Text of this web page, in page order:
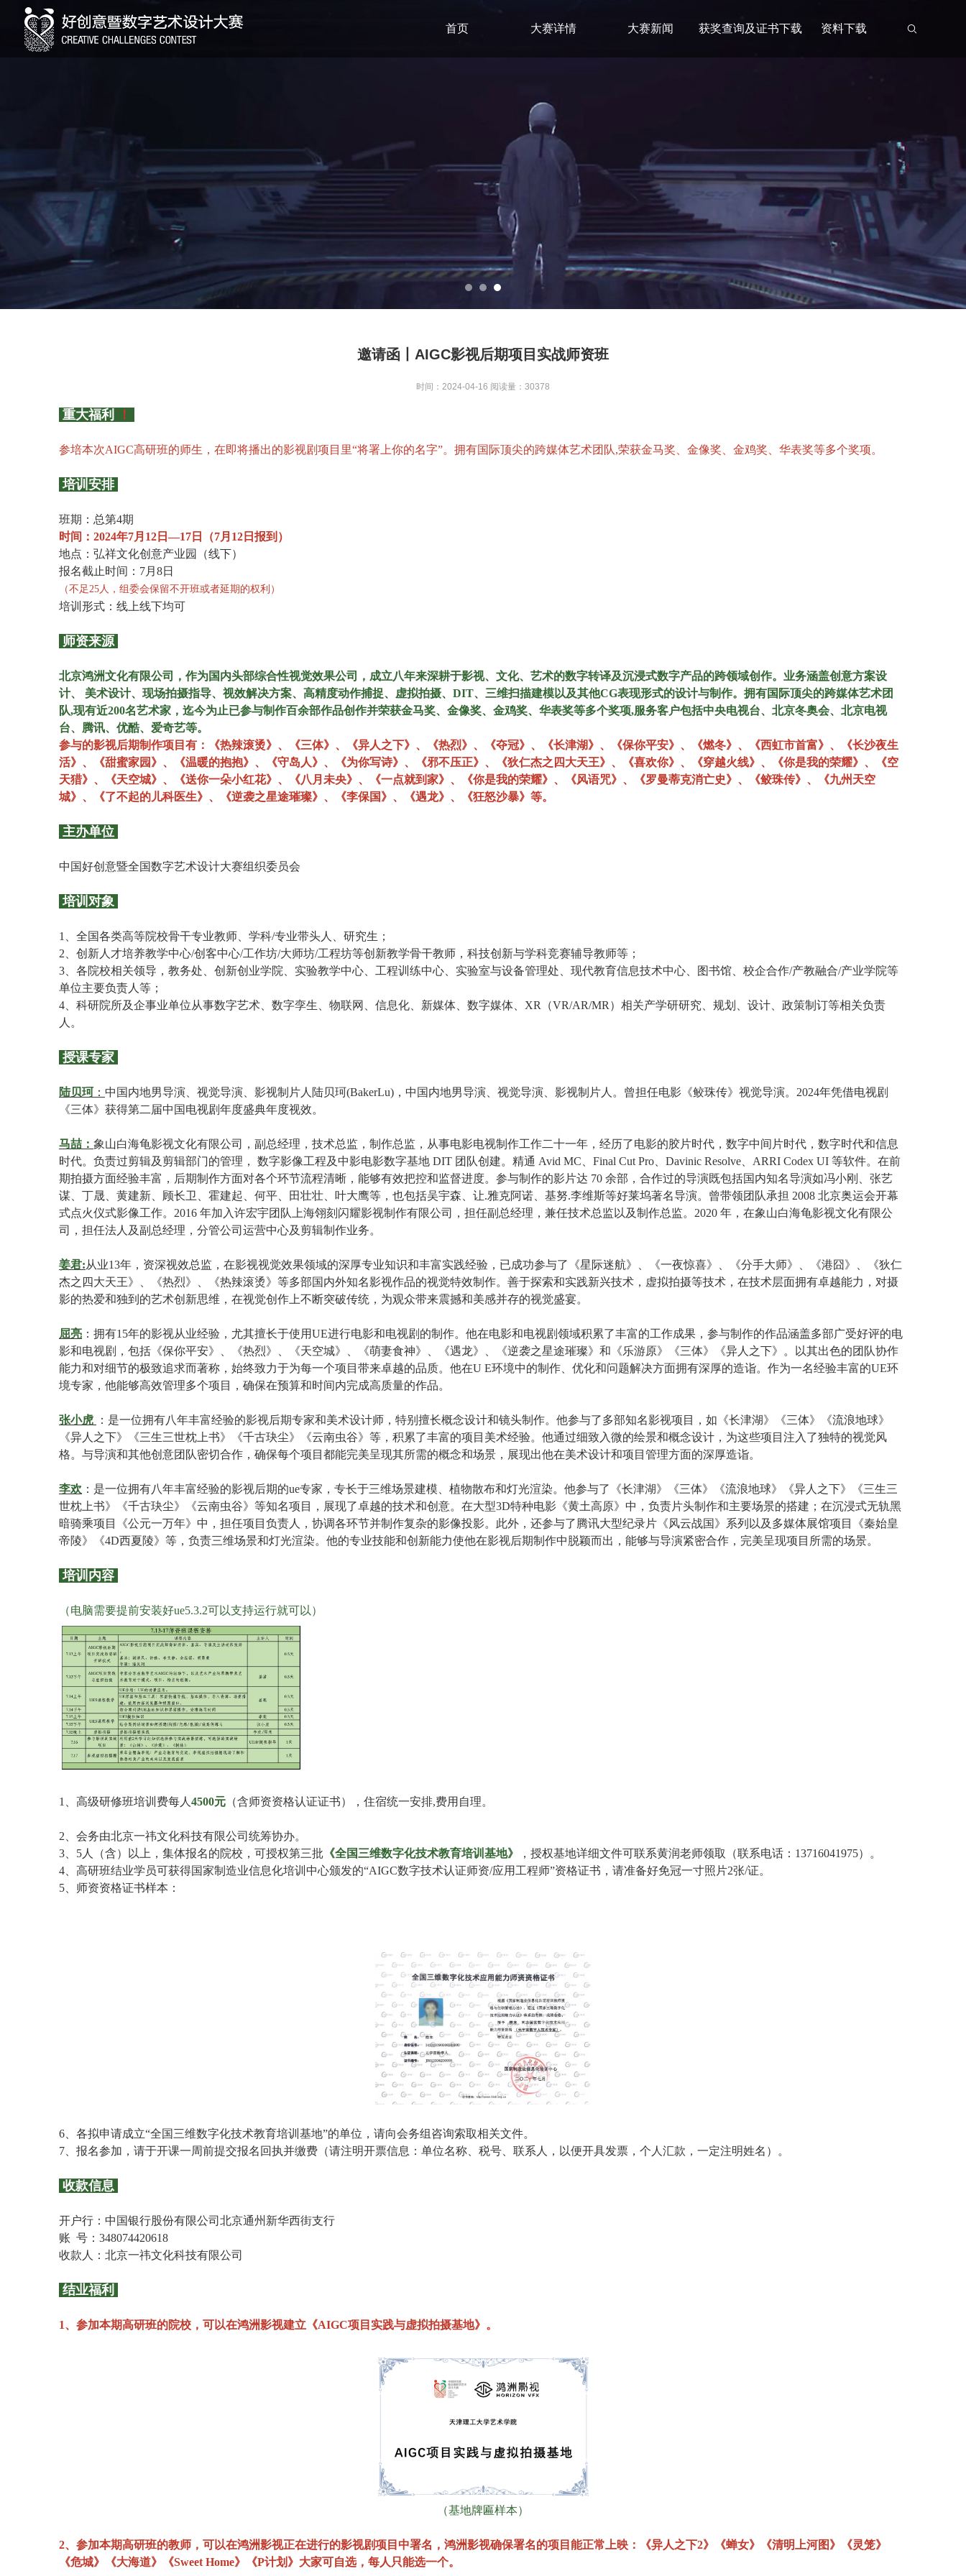
首页 大赛详情 大赛新闻 获奖查询及证书下载 资料下载
邀请函丨AIGC影视后期项目实战师资班
时间：2024-04-16 阅读量：30378
重大福利 ！
参培本次AIGC高研班的师生，在即将播出的影视剧项目里“将署上你的名字”。拥有国际顶尖的跨媒体艺术团队,荣获金马奖、金像奖、金鸡奖、华表奖等多个奖项。
培训安排
班期：总第4期
时间：2024年7月12日—17日（7月12日报到）
地点：弘祥文化创意产业园（线下）
报名截止时间：7月8日
（不足25人，组委会保留不开班或者延期的权利）
培训形式：线上线下均可
师资来源
北京鸿洲文化有限公司，作为国内头部综合性视觉效果公司，成立八年来深耕于影视、文化、艺术的数字转译及沉浸式数字产品的跨领域创作。业务涵盖创意方案设
计、 美术设计、现场拍摄指导、视效解决方案、高精度动作捕捉、虚拟拍摄、DIT、三维扫描建模以及其他CG表现形式的设计与制作。拥有国际顶尖的跨媒体艺术团
队,现有近200名艺术家，迄今为止已参与制作百余部作品创作并荣获金马奖、金像奖、金鸡奖、华表奖等多个奖项,服务客户包括中央电视台、北京冬奥会、北京电视
台、腾讯、优酷、爱奇艺等。
参与的影视后期制作项目有：《热辣滚烫》、《三体》、《异人之下》、《热烈》、《夺冠》、《长津湖》、《保你平安》、《燃冬》、《西虹市首富》、《长沙夜生
活》、《甜蜜家园》、《温暖的抱抱》、《守岛人》、《为你写诗》、《邪不压正》、《狄仁杰之四大天王》、《喜欢你》、《穿越火线》、《你是我的荣耀》、《空
天猎》、《天空城》、《送你一朵小红花》、《八月未央》、《一点就到家》、《你是我的荣耀》、《风语咒》、《罗曼蒂克消亡史》、《鲛珠传》、《九州天空
城》、《了不起的儿科医生》、《逆袭之星途璀璨》、《李保国》、《遇龙》、《狂怒沙暴》等。
主办单位
中国好创意暨全国数字艺术设计大赛组织委员会
培训对象
1、全国各类高等院校骨干专业教师、学科/专业带头人、研究生；
2、创新人才培养教学中心/创客中心/工作坊/大师坊/工程坊等创新教学骨干教师，科技创新与学科竞赛辅导教师等；
3、各院校相关领导，教务处、创新创业学院、实验教学中心、工程训练中心、实验室与设备管理处、现代教育信息技术中心、图书馆、校企合作/产教融合/产业学院等
单位主要负责人等；
4、科研院所及企事业单位从事数字艺术、数字孪生、物联网、信息化、新媒体、数字媒体、XR（VR/AR/MR）相关产学研研究、规划、设计、政策制订等相关负责
人。
授课专家
陆贝珂 ： 中国内地男导演、视觉导演、影视制片人陆贝珂(BakerLu)，中国内地男导演、视觉导演、影视制片人。曾担任电影《鲛珠传》视觉导演。2024年凭借电视剧
《三体》获得第二届中国电视剧年度盛典年度视效。
马喆： 象山白海龟影视文化有限公司，副总经理，技术总监，制作总监，从事电影电视制作工作二十一年，经历了电影的胶片时代，数字中间片时代，数字时代和信息
时代。负责过剪辑及剪辑部门的管理， 数字影像工程及中影电影数字基地 DIT 团队创建。精通 Avid MC、Final Cut Pro、Davinic Resolve、ARRI Codex UI 等软件。在前
期拍摄方面经验丰富，后期制作方面对各个环节流程清晰，能够有效把控和监督进度。参与制作的影片达 70 余部，合作过的导演既包括国内知名导演如冯小刚、张艺
谋、丁晟、黄建新、顾长卫、霍建起、何平、田壮壮、叶大鹰等，也包括吴宇森、让.雅克阿诺、基努.李维斯等好莱坞著名导演。曾带领团队承担 2008 北京奥运会开幕
式点火仪式影像工作。2016 年加入许宏宇团队上海翎刻闪耀影视制作有限公司，担任副总经理，兼任技术总监以及制作总监。2020 年，在象山白海龟影视文化有限公
司，担任法人及副总经理，分管公司运营中心及剪辑制作业务。
姜君:从业13年，资深视效总监，在影视视觉效果领域的深厚专业知识和丰富实践经验，已成功参与了《星际迷航》、《一夜惊喜》、《分手大师》、《港囧》、《狄仁
杰之四大天王》、《热烈》、《热辣滚烫》等多部国内外知名影视作品的视觉特效制作。善于探索和实践新兴技术，虚拟拍摄等技术，在技术层面拥有卓越能力，对摄
影的热爱和独到的艺术创新思维，在视觉创作上不断突破传统，为观众带来震撼和美感并存的视觉盛宴。
屈亮 ：拥有15年的影视从业经验，尤其擅长于使用UE进行电影和电视剧的制作。他在电影和电视剧领域积累了丰富的工作成果，参与制作的作品涵盖多部广受好评的电
影和电视剧，包括《保你平安》、《热烈》、《天空城》、《萌妻食神》、《遇龙》、《逆袭之星途璀璨》和《乐游原》《三体》《异人之下》。以其出色的团队协作
能力和对细节的极致追求而著称，始终致力于为每一个项目带来卓越的品质。他在U E环境中的制作、优化和问题解决方面拥有深厚的造诣。作为一名经验丰富的UE环
境专家，他能够高效管理多个项目，确保在预算和时间内完成高质量的作品。
张小虎
：是一位拥有八年丰富经验的影视后期专家和美术设计师，特别擅长概念设计和镜头制作。他参与了多部知名影视项目，如《长津湖》《三体》《流浪地球》
《异人之下》《三生三世枕上书》《千古玦尘》《云南虫谷》等，积累了丰富的项目美术经验。他通过细致入微的绘景和概念设计，为这些项目注入了独特的视觉风
格。与导演和其他创意团队密切合作，确保每个项目都能完美呈现其所需的概念和场景，展现出他在美术设计和项目管理方面的深厚造诣。
李欢 ：是一位拥有八年丰富经验的影视后期的ue专家，专长于三维场景建模、植物散布和灯光渲染。他参与了《长津湖》《三体》《流浪地球》《异人之下》《三生三
世枕上书》《千古玦尘》《云南虫谷》等知名项目，展现了卓越的技术和创意。在大型3D特种电影《黄土高原》中，负责片头制作和主要场景的搭建；在沉浸式无轨黑
暗骑乘项目《公元一万年》中，担任项目负责人，协调各环节并制作复杂的影像投影。此外，还参与了腾讯大型纪录片《风云战国》系列以及多媒体展馆项目《秦始皇
帝陵》《4D西夏陵》等，负责三维场景和灯光渲染。他的专业技能和创新能力使他在影视后期制作中脱颖而出，能够与导演紧密合作，完美呈现项目所需的场景。
培训内容
（电脑需要提前安装好ue5.3.2可以支持运行就可以）
1、高级研修班培训费每人 4500元 （含师资资格认证证书），住宿统一安排,费用自理。
2、会务由北京一祎文化科技有限公司统筹协办。
3、5人（含）以上，集体报名的院校，可授权第三批 《全国三维数字化技术教育培训基地》
，授权基地详细文件可联系黄润老师领取（联系电话：13716041975）。
4、高研班结业学员可获得国家制造业信息化培训中心颁发的“AIGC数字技术认证师资/应用工程师”资格证书，请准备好免冠一寸照片2张/证。
5、师资资格证书样本：
6、各拟申请成立“全国三维数字化技术教育培训基地”的单位，请向会务组咨询索取相关文件。
7、报名参加，请于开课一周前提交报名回执并缴费（请注明开票信息：单位名称、税号、联系人，以便开具发票，个人汇款，一定注明姓名）。
收款信息
开户行：中国银行股份有限公司北京通州新华西街支行
账 号：348074420618
收款人：北京一祎文化科技有限公司
结业福利
1、参加本期高研班的院校，可以在鸿洲影视建立《AIGC项目实践与虚拟拍摄基地》。
（基地牌匾样本）
2、参加本期高研班的教师，可以在鸿洲影视正在进行的影视剧项目中署名，鸿洲影视确保署名的项目能正常上映：《异人之下2》《蝉女》《清明上河图》《灵笼》
《危城》《大海道》《Sweet Home》《P计划》大家可自选，每人只能选一个。